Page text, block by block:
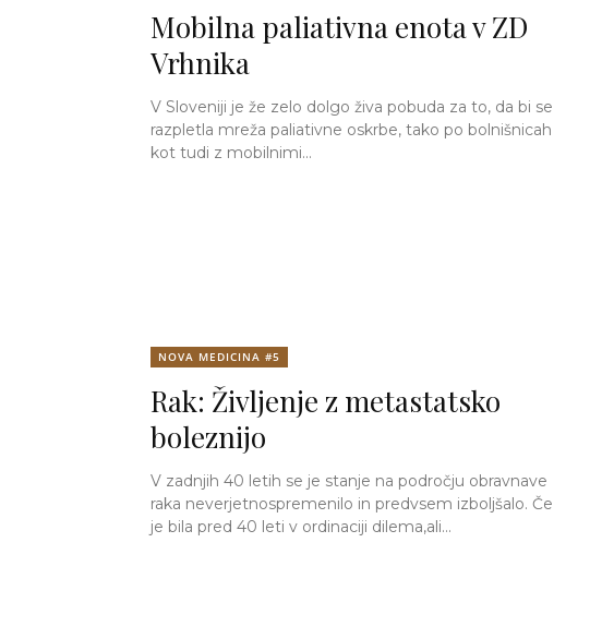
Mobilna paliativna enota v ZD
Vrhnika
V Sloveniji je že zelo dolgo živa pobuda za to, da bi se
razpletla mreža paliativne oskrbe, tako po bolnišnicah
kot tudi z mobilnimi...
NOVA MEDICINA #5
Rak: Življenje z metastatsko
boleznijo
V zadnjih 40 letih se je stanje na področju obravnave
raka neverjetnospremenilo in predvsem izboljšalo. Če
je bila pred 40 leti v ordinaciji dilema,ali...